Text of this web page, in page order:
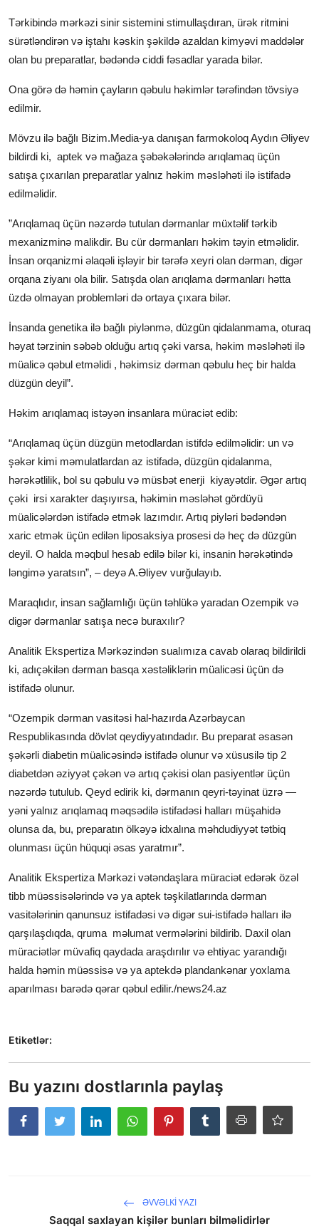
Tərkibində mərkəzi sinir sistemini stimullaşdıran, ürək ritmini
sürətləndirən və iştahı kəskin şəkildə azaldan kimyəvi maddələr
olan bu preparatlar, bədəndə ciddi fəsadlar yarada bilər.
Ona görə də həmin çayların qəbulu həkimlər tərəfindən tövsiyə
edilmir.
Mövzu ilə bağlı Bizim.Media-ya danışan farmokoloq Aydın Əliyev
bildirdi ki, aptek və mağaza şəbəkələrində arıqlamaq üçün
satışa çıxarılan preparatlar yalnız həkim məsləhəti ilə istifadə
edilməlidir.
”Arıqlamaq üçün nəzərdə tutulan dərmanlar müxtəlif tərkib
mexanizminə malikdir. Bu cür dərmanları həkim təyin etməlidir.
İnsan orqanizmi əlaqəli işləyir bir tərəfə xeyri olan dərman, digər
orqana ziyanı ola bilir. Satışda olan arıqlama dərmanları hətta
üzdə olmayan problemləri də ortaya çıxara bilər.
İnsanda genetika ilə bağlı piylənmə, düzgün qidalanmama, oturaq
həyat tərzinin səbəb olduğu artıq çəki varsa, həkim məsləhəti ilə
müalicə qəbul etməlidi , həkimsiz dərman qəbulu heç bir halda
düzgün deyil”.
Həkim arıqlamaq istəyən insanlara müraciət edib:
“Arıqlamaq üçün düzgün metodlardan istifdə edilməlidir: un və
şəkər kimi məmulatlardan az istifadə, düzgün qidalanma,
hərəkətlilik, bol su qəbulu və müsbət enerji kiyayətdir. Əgər artıq
çəki irsi xarakter daşıyırsa, həkimin məsləhət gördüyü
müalicələrdən istifadə etmək lazımdır. Artıq piyləri bədəndən
xaric etmək üçün edilən liposaksiya prosesi də heç də düzgün
deyil. O halda məqbul hesab edilə bilər ki, insanin hərəkətində
ləngimə yaratsın”, – deyə A.Əliyev vurğulayıb.
Maraqlıdır, insan sağlamlığı üçün təhlükə yaradan Ozempik və
digər dərmanlar satışa necə buraxılır?
Analitik Ekspertiza Mərkəzindən sualımıza cavab olaraq bildirildi
ki, adıçəkilən dərman basqa xəstəliklərin müalicəsi üçün də
istifadə olunur.
“Ozempik dərman vasitəsi hal-hazırda Azərbaycan
Respublikasında dövlət qeydiyyatındadır. Bu preparat əsasən
şəkərli diabetin müalicəsində istifadə olunur və xüsusilə tip 2
diabetdən əziyyət çəkən və artıq çəkisi olan pasiyentlər üçün
nəzərdə tutulub. Qeyd edirik ki, dərmanın qeyri-təyinat üzrə —
yəni yalnız arıqlamaq məqsədilə istifadəsi halları müşahidə
olunsa da, bu, preparatın ölkəyə idxalına məhdudiyyət tətbiq
olunması üçün hüquqi əsas yaratmır”.
Analitik Ekspertiza Mərkəzi vətəndaşlara müraciət edərək özəl
tibb müəssisələrində və ya aptek təşkilatlarında dərman
vasitələrinin qanunsuz istifadəsi və digər sui-istifadə halları ilə
qarşılaşdıqda, qruma məlumat vermələrini bildirib. Daxil olan
müraciətlər müvafiq qaydada araşdırılır və ehtiyac yarandığı
halda həmin müəssisə və ya aptekdə plandankənar yoxlama
aparılması barədə qərar qəbul edilir./news24.az
Etiketlər:
Bu yazını dostlarınla paylaş
ƏVVƏLKI YAZI
Saqqal saxlayan kişilər bunları bilməlidirlər